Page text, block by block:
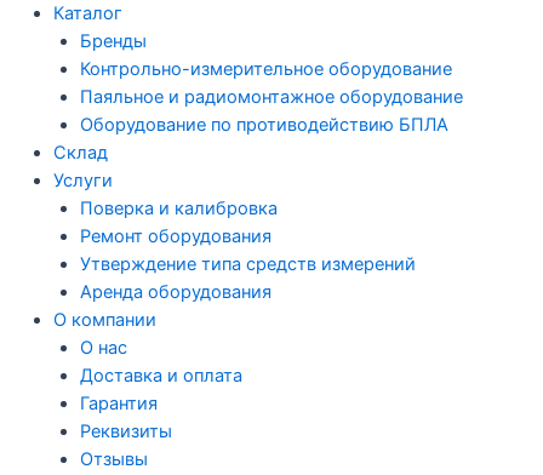
Каталог
Бренды
Контрольно-измерительное оборудование
Паяльное и радиомонтажное оборудование
Оборудование по противодействию БПЛА
Склад
Услуги
Поверка и калибровка
Ремонт оборудования
Утверждение типа средств измерений
Аренда оборудования
О компании
О нас
Доставка и оплата
Гарантия
Реквизиты
Отзывы